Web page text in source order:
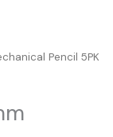
Pencil 5PK